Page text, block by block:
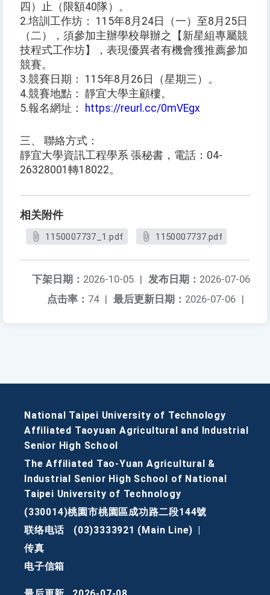
四）止（限額40隊）。
2.培訓工作坊： 115年8月24日（一）至8月25日
（二），須參加主辦學校舉辦之【新星組專屬競
技程式工作坊】，表現優異者有機會獲推薦參加
競賽。
3.競賽日期： 115年8月26日（星期三）。
4.競賽地點： 靜宜大學主顧樓。
5.報名網址： https://reurl.cc/0mVEgx
三、 聯絡方式：
靜宜大學資訊工程學系 張秘書，電話：04-
26328001轉18022。
相关附件
1150007737_1.pdf 1150007737.pdf
发布日期： 2026-07-06
下架日期： 2026-10-05 |
最后更新日期： 2026-07-06 |
点击率： 74 |
National Taipei University of Technology
Affiliated Taoyuan Agricultural and Industrial
Senior High School
The Affiliated Tao-Yuan Agricultural &
Industrial Senior High School of National
Taipei University of Technology
(330014)桃園市桃園區成功路二段144號
联络电话
(03)3333921 (Main Line)
传真
电子信箱